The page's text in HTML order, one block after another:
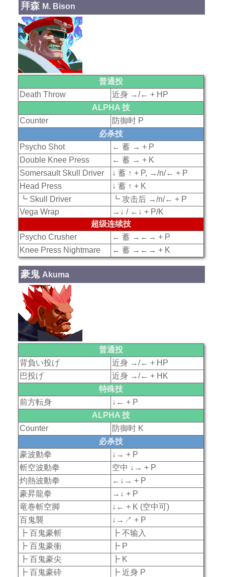
拜森 M. Bison
普通投
Death Throw
近身 →/← + HP
ALPHA 技
Counter
防御时 P
必杀技
Psycho Shot
← 蓄 → + P
Double Knee Press
← 蓄 → + K
Somersault Skull Driver
↓ 蓄 ↑ + P, →/n/← + P
Head Press
↓ 蓄 ↑ + K
┗ Skull Driver
┗ 攻击后 →/n/← + P
Vega Wrap
→↓ / ←↓ + P/K
超级连续技
Psycho Crusher
← 蓄 →←→ + P
Knee Press Nightmare
← 蓄 →←→ + K
豪鬼 Akuma
普通投
背負い投げ
近身 →/← + HP
巴投げ
近身 →/← + HK
特殊技
前方転身
↓← + P
ALPHA 技
Counter
防御时 K
必杀技
豪波動拳
↓→ + P
斬空波動拳
空中 ↓→ + P
灼熱波動拳
←↓→ + P
豪昇龍拳
→↓ + P
竜巻斬空脚
↓← + K (空中可)
百鬼襲
↓→↗ + P
┣ 百鬼豪斬
┣ 不输入
┣ 百鬼豪衝
┣ P
┣ 百鬼豪尖
┣ K
┣ 百鬼豪砕
┣ 近身 P